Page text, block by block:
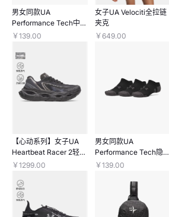
男女同款UA
Performance Tech中缓
冲短袜—3双装
￥139.00
女子UA Velociti全拉链
夹克
￥649.00
【心动系列】女子UA
Heartbeat Racer 2轻质
跑鞋
￥1299.00
男女同款UA
Performance Tech隐形
袜-3双装
￥139.00